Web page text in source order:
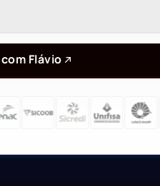
Flávio